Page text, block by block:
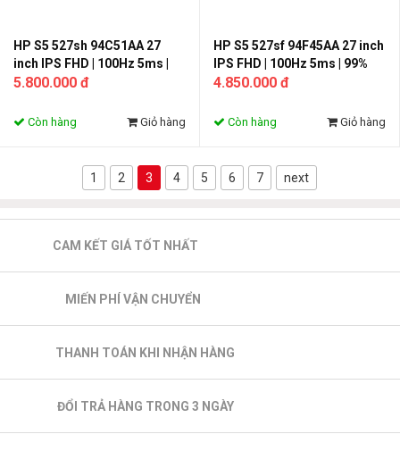
HP S5 527sh 94C51AA 27
inch IPS FHD | 100Hz 5ms |
99% sRGB | Viền mỏng hiện
5.800.000 đ
Còn hàng Giỏ hàng
HP S5 527sf 94F45AA 27 inch
IPS FHD | 100Hz 5ms | 99%
sRGB | Đen sang trọng
4.850.000 đ
Còn hàng Giỏ hàng
1 2 3 4 5 6 7 next
CAM KẾT GIÁ TỐT NHẤT
MIẾN PHÍ VẬN CHUYỂN
THANH TOÁN KHI NHẬN HÀNG
ĐỔI TRẢ HÀNG TRONG 3 NGÀY